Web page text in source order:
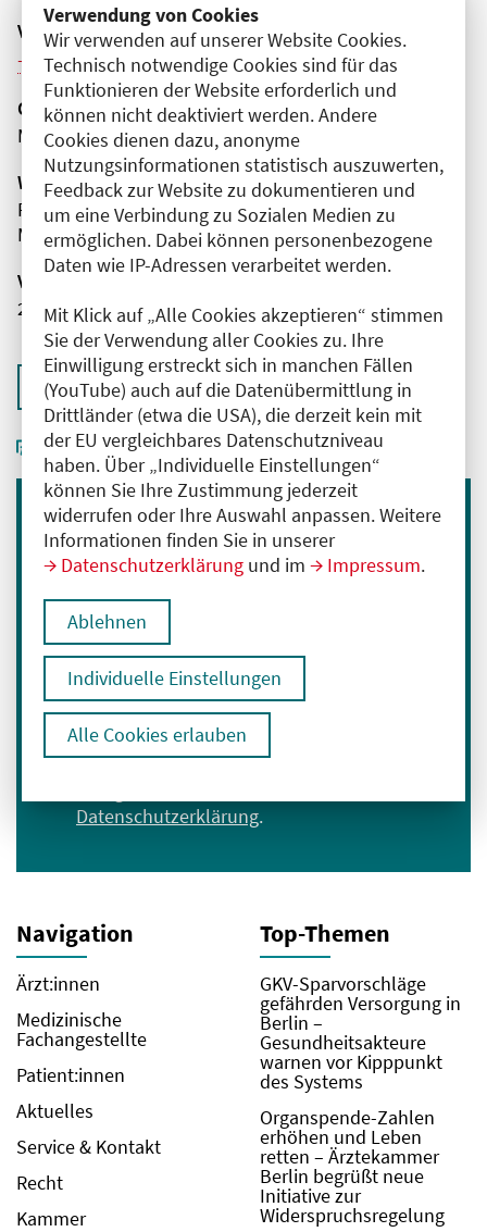
Verwendung von Cookies
Wir verwenden auf unserer Website Cookies.
Technisch notwendige Cookies sind für das
Funktionieren der Website erforderlich und
können nicht deaktiviert werden. Andere
Cookies dienen dazu, anonyme
Nutzungsinformationen statistisch auszuwerten,
Feedback zur Website zu dokumentieren und
um eine Verbindung zu Sozialen Medien zu
ermöglichen. Dabei können personenbezogene
Daten wie IP-Adressen verarbeitet werden.
Mit Klick auf „Alle Cookies akzeptieren“ stimmen
Sie der Verwendung aller Cookies zu. Ihre
Einwilligung erstreckt sich in manchen Fällen
(YouTube) auch auf die Datenübermittlung in
Drittländer (etwa die USA), die derzeit kein mit
der EU vergleichbares Datenschutzniveau
haben. Über „Individuelle Einstellungen“
können Sie Ihre Zustimmung jederzeit
widerrufen oder Ihre Auswahl anpassen. Weitere
Informationen finden Sie in unserer
Datenschutzerklärung und im Impressum.
Ablehnen
Individuelle Einstellungen
Alle Cookies erlauben
Veranstaltungsreihe
Weitere Veranstaltungen dieser Reihe (4)
Organisator(en)
MEDIZIN TO GO gemeinnützige GmbH
Wissenschaftliche Leitung
Frau Dr. med. Babett Ramsauer
MEDIZIN TO GO gemeinnützige GmbH
Veranstaltungsnummer
2761102025065010117
Zurück zur Übersicht
Immer informiert bleiben
Melden Sie sich für unseren Newsletter an:
E-Mail-Adresse eingeben
Ich bin mit der Verarbeitung meiner Daten
zum Erhalt des Newsletters einverstanden.
Datenschutzerklärung.
Anmelden
Navigation
Ärzt:innen
Medizinische
Fachangestellte
Patient:innen
Aktuelles
Service & Kontakt
Recht
Kammer
Top-Themen
GKV-Sparvorschläge
gefährden Versorgung in
Berlin –
Gesundheitsakteure
warnen vor Kipppunkt
des Systems
Organspende-Zahlen
erhöhen und Leben
retten – Ärztekammer
Berlin begrüßt neue
Initiative zur
Widerspruchsregelung